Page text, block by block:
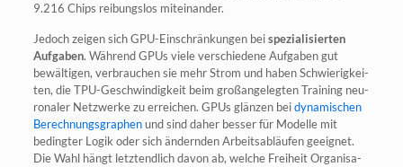
9.216 Chips rei­bungs­los miteinander.
Jedoch zei­gen sich GPU-Ein­schrän­kun­gen beispe­zia­li­sier­ten
Auf­ga­ben. Wäh­rend GPUs vie­le ver­schie­de­ne Auf­ga­ben gut
bewäl­ti­gen, ver­brau­chen sie mehr Strom und haben Schwie­rig­kei­
ten, die TPU-Geschwin­dig­keit beim groß­an­ge­leg­ten Trai­ning neu­
ro­na­ler Netz­wer­ke zu errei­chen. GPUs glän­zen beidyna­mi­schen
Berech­nungs­gra­phenund sind daher bes­ser für Model­le mit
beding­ter Logik oder sich ändern­den Arbeits­ab­läu­fen geeig­net.
Die Wahl hängt letzt­end­lich davon ab, wel­che Frei­heit Orga­ni­sa­